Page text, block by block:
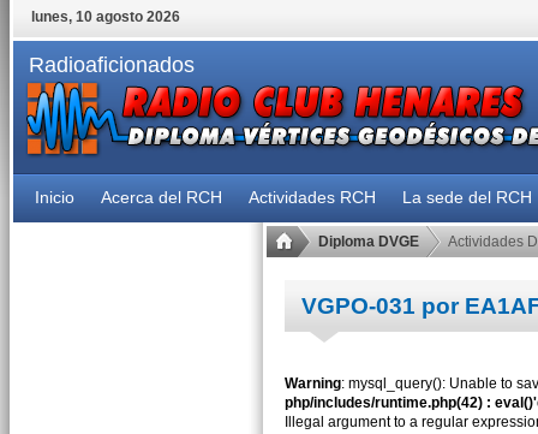
lunes, 10 agosto 2026
Radioaficionados
Inicio Acerca del RCH Actividades RCH La sede del RCH
Diploma DVGE Actividades
VGPO-031 por
Warning: mysql_query(): Unable to
php/includes/runtime.php(42) :
Illegal argument to a regular